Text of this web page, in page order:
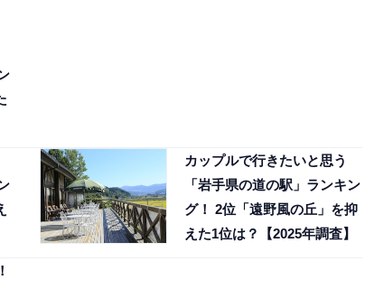
カップルで行きたいと思う
「岩手県の道の駅」ランキン
グ！ 2位「遠野風の丘」を抑
えた1位は？【2025年調査】